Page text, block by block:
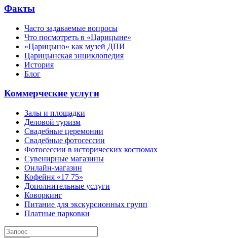
Факты
Часто задаваемые вопросы
Что посмотреть в «Царицыне»
«Царицыно» как музей ДПИ
Царицынская энциклопедия
История
Блог
Коммерческие услуги
Залы и площадки
Деловой туризм
Свадебные церемонии
Свадебные фотосессии
Фотосессии в исторических костюмах
Сувенирные магазины
Онлайн-магазин
Кофейня «17 75»
Дополнительные услуги
Коворкинг
Питание для экскурсионных групп
Платные парковки